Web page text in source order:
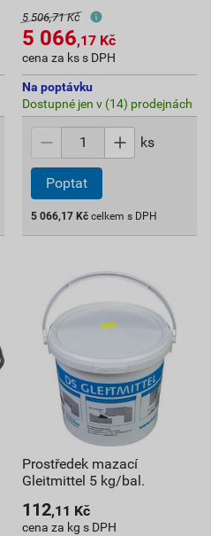
5 506,71 Kč
5 066,17 Kč
cena za ks s DPH
Na poptávku
Dostupné jen v (14) prodejnách
ks
Poptat
5 066,17 Kč celkem s DPH
Prostředek mazací
Gleitmittel 5 kg/bal.
112,11 Kč
cena za kg s DPH